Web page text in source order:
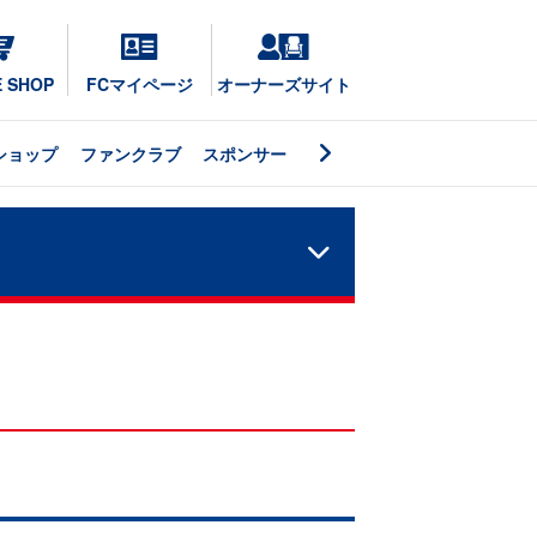
SHOP FCマイページ オーナーズサイト
ョップ ファンクラブ スポンサー